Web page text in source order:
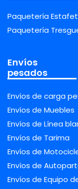
Paquetería
Paquetería
Envíos
pesados
Envíos de carga
Envíos de Muebles
Envíos de Línea
Envíos de Tarima
Envíos de
Envíos de
Envíos de Equipo